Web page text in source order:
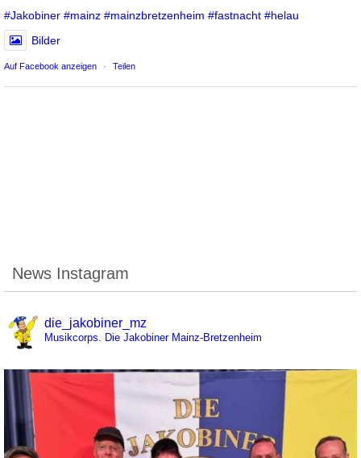
#Jakobiner #mainz #mainzbretzenheim #fastnacht #helau
Bilder
Auf Facebook anzeigen · Teilen
News Instagram
die_jakobiner_mz
Musikcorps. Die Jakobiner Mainz-Bretzenheim